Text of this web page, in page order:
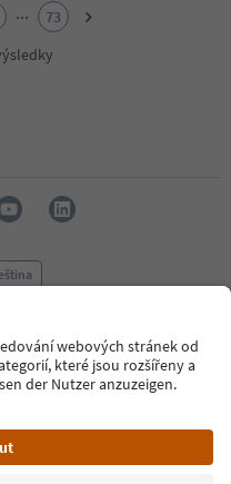
...
73
Tisk
MICE
Podmínky a ujednání
Tiráž